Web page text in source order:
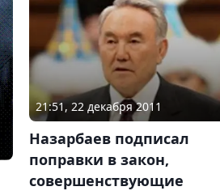
21:51, 22 декабря 2011
Назарбаев подписал
поправки в закон,
совершенствующие